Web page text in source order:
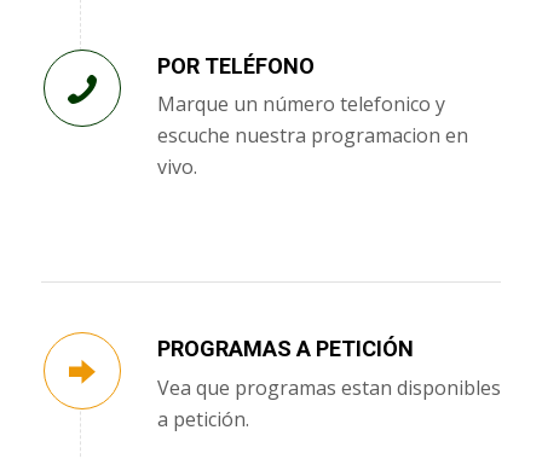
POR TELÉFONO
Marque un número telefonico y
escuche nuestra programacion en
vivo.
PROGRAMAS A PETICIÓN
Vea que programas estan disponibles
a petición.